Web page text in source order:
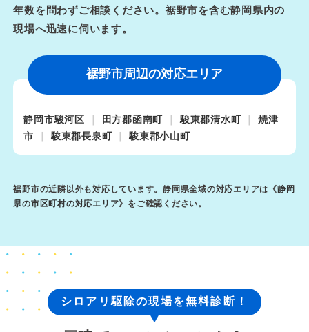
年数を問わずご相談ください。裾野市を含む静岡県内の
現場へ迅速に伺います。
裾野市周辺の対応エリア
静岡市駿河区 田方郡函南町 駿東郡清水町
焼津
市
駿東郡長泉町 駿東郡小山町
裾野市の近隣以外も対応しています。静岡県全域の対応エリアは《静岡
県の市区町村の対応エリア》をご確認ください。
シロアリ駆除の現場を無料診断！